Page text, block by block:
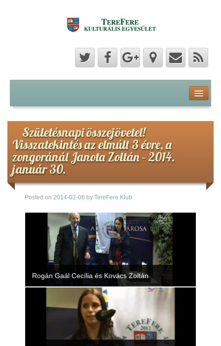
Hozzászólások
Hírek
Képek
Kapcsolat
Születésnapi összejövetel!
Visszatekintés az elmúlt 3 évre, a
zongoránál Janota Zoltán – 2014.
január 30.
Posted on 2014-02-06 by TereFere Klub
Rogán Gaál Cecília és Kovács Zoltán